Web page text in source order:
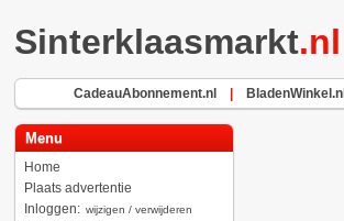
Sinterklaasmarkt.nl
CadeauAbonnement.nl BladenWinkel.nl
Menu
Home
Plaats advertentie
Inloggen: wijzigen / verwijderen